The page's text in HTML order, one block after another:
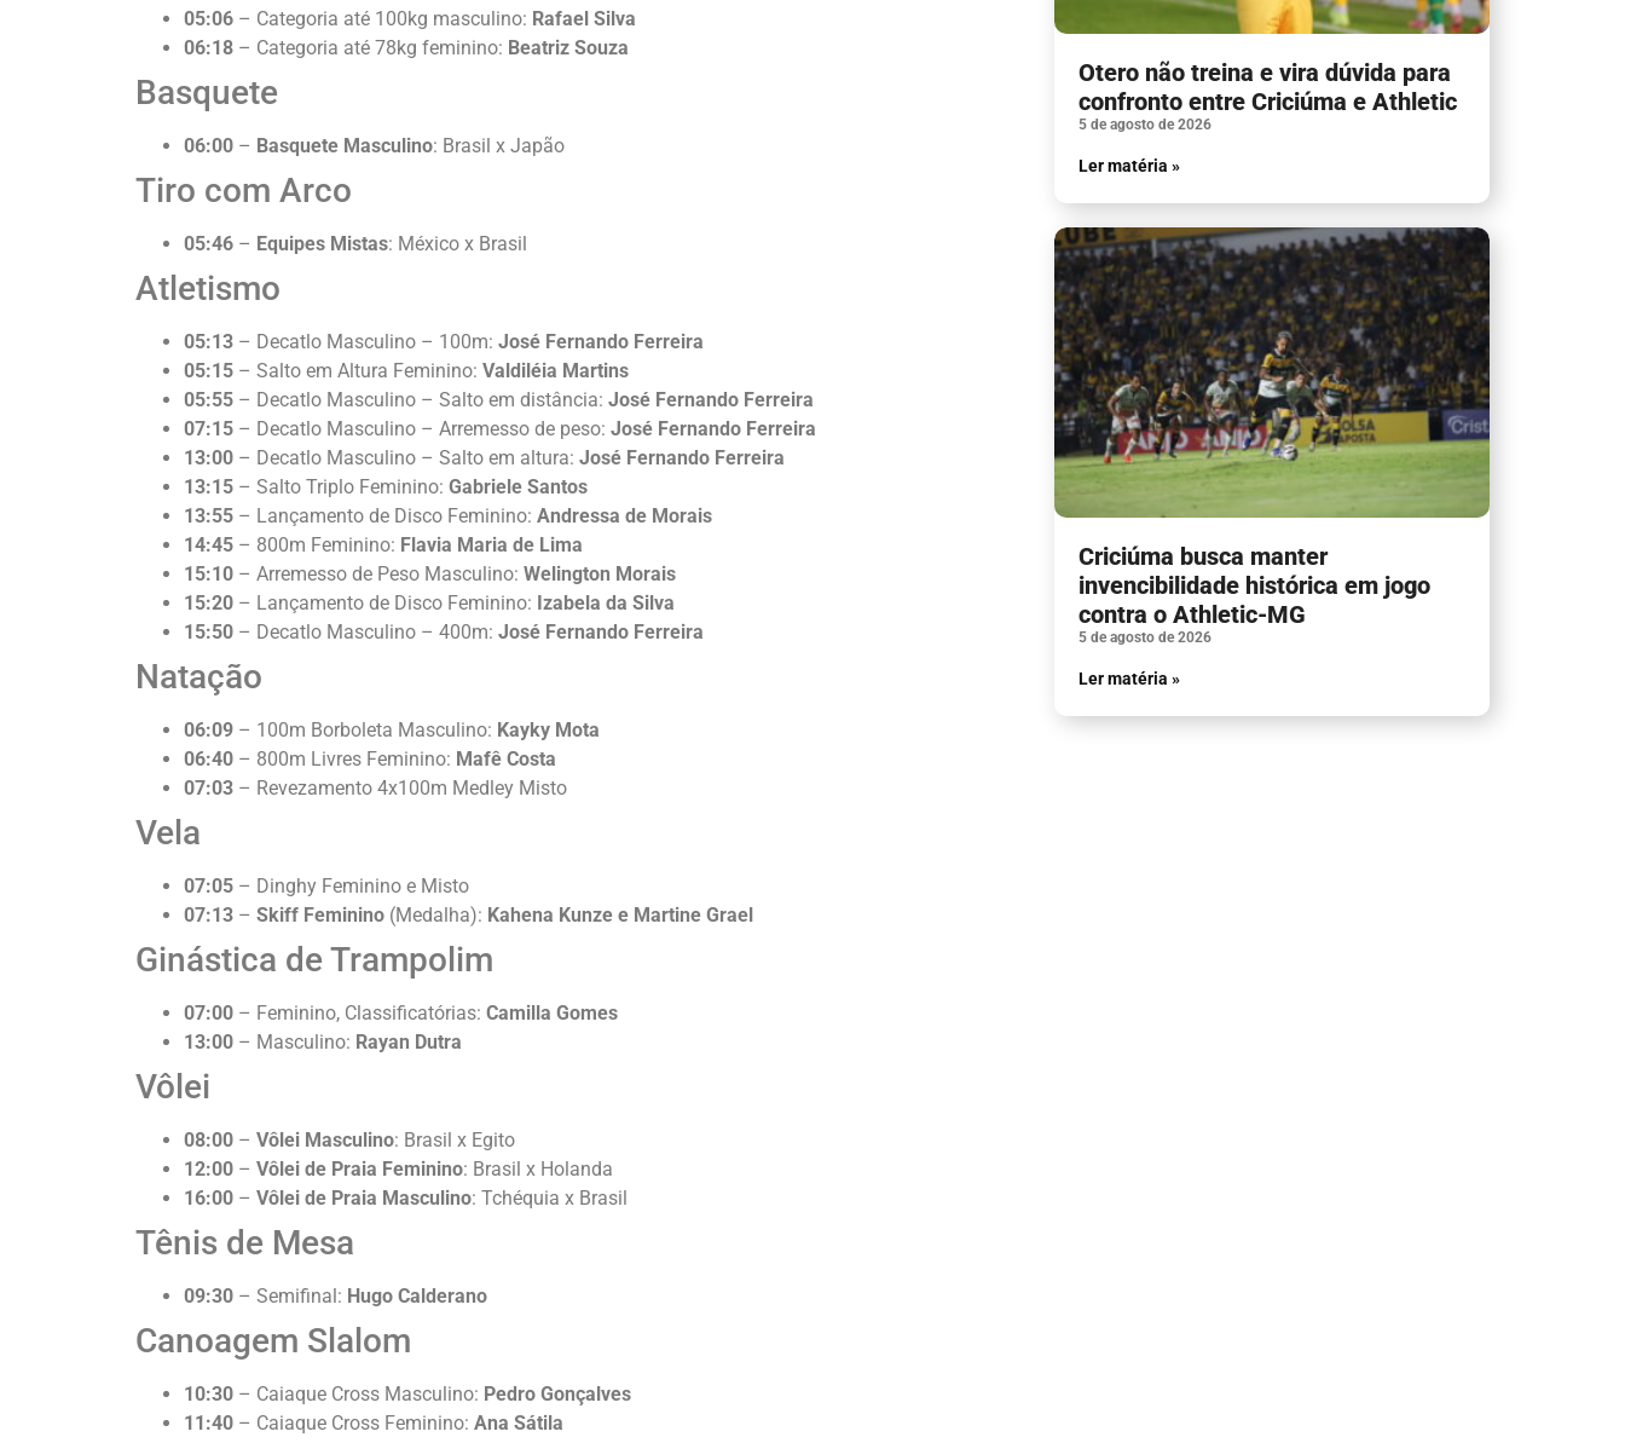
05:06 – Categoria até 100kg masculino: Rafael Silva
06:18 – Categoria até 78kg feminino: Beatriz Souza
Basquete
06:00 – Basquete Masculino: Brasil x Japão
Tiro com Arco
05:46 – Equipes Mistas: México x Brasil
Atletismo
05:13 – Decatlo Masculino – 100m: José Fernando Ferreira
05:15 – Salto em Altura Feminino: Valdiléia Martins
05:55 – Decatlo Masculino – Salto em distância: José Fernando Ferreira
07:15 – Decatlo Masculino – Arremesso de peso: José Fernando Ferreira
13:00 – Decatlo Masculino – Salto em altura: José Fernando Ferreira
13:15 – Salto Triplo Feminino: Gabriele Santos
13:55 – Lançamento de Disco Feminino: Andressa de Morais
14:45 – 800m Feminino: Flavia Maria de Lima
15:10 – Arremesso de Peso Masculino: Welington Morais
15:20 – Lançamento de Disco Feminino: Izabela da Silva
15:50 – Decatlo Masculino – 400m: José Fernando Ferreira
Natação
06:09 – 100m Borboleta Masculino: Kayky Mota
06:40 – 800m Livres Feminino: Mafê Costa
07:03 – Revezamento 4x100m Medley Misto
Vela
07:05 – Dinghy Feminino e Misto
07:13 – Skiff Feminino (Medalha): Kahena Kunze e Martine Grael
Ginástica de Trampolim
07:00 – Feminino, Classificatórias: Camilla Gomes
13:00 – Masculino: Rayan Dutra
Vôlei
08:00 – Vôlei Masculino: Brasil x Egito
12:00 – Vôlei de Praia Feminino: Brasil x Holanda
16:00 – Vôlei de Praia Masculino: Tchéquia x Brasil
Tênis de Mesa
09:30 – Semifinal: Hugo Calderano
Canoagem Slalom
10:30 – Caiaque Cross Masculino: Pedro Gonçalves
11:40 – Caiaque Cross Feminino: Ana Sátila
Otero não treina e vira dúvida para
confronto entre Criciúma e Athletic
5 de agosto de 2026
Ler matéria »
Criciúma busca manter
invencibilidade histórica em jogo
contra o Athletic-MG
5 de agosto de 2026
Ler matéria »